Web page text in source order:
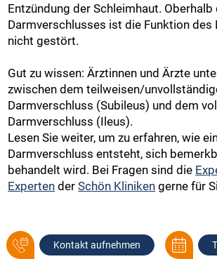
Entzündung der Schleimhaut. Oberhalb
Darmverschlusses ist die Funktion des
nicht gestört.
Gut zu wissen: Ärztinnen und Ärzte
zwischen dem teilweisen/
Darmverschluss (Subileus) und dem
Darmverschluss (Ileus).
Lesen Sie weiter, um zu erfahren, wie
Darmverschluss entsteht, sich
behandelt wird. Bei Fragen sind die
Experten derSchön Kliniken gerne für
Kontakt aufnehmen